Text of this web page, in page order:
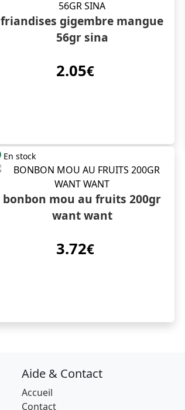
friandises gigembre mangue
56gr sina
2.05€
En stock
bonbon mou au fruits 200gr
want want
3.72€
Aide & Contact
Accueil
Contact